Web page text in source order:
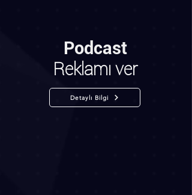
Podcast
Reklamı ver
Detaylı Bilgi